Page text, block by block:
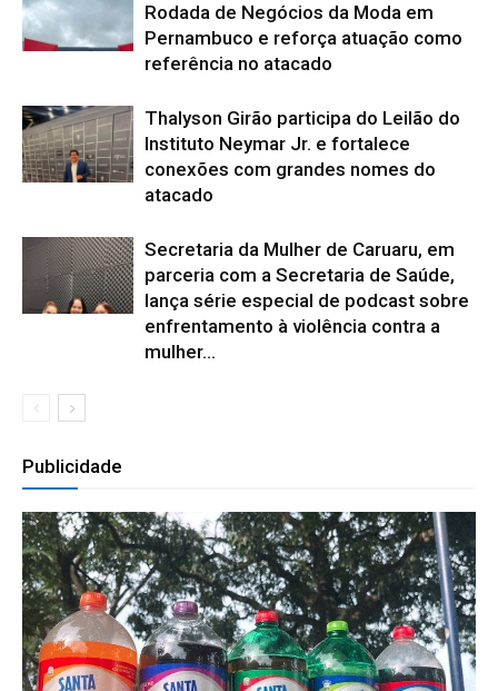
Rodada de Negócios da Moda em
Pernambuco e reforça atuação como
referência no atacado
Thalyson Girão participa do Leilão do
Instituto Neymar Jr. e fortalece
conexões com grandes nomes do
atacado
Secretaria da Mulher de Caruaru, em
parceria com a Secretaria de Saúde,
lança série especial de podcast sobre
enfrentamento à violência contra a
mulher...
Publicidade